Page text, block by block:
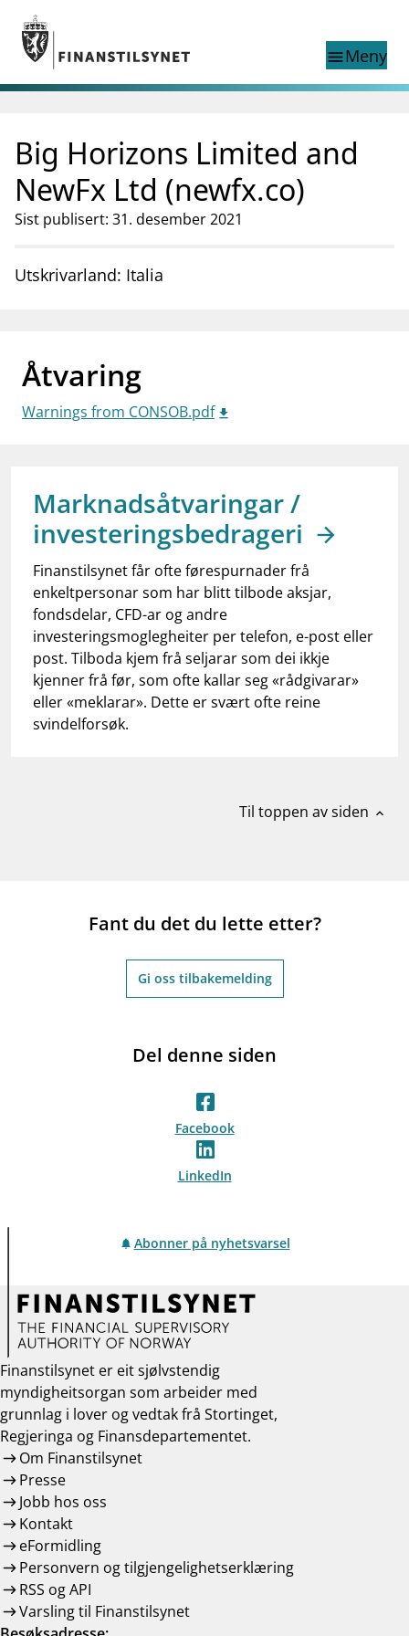
Gå til hovedinnhold
Gå til søkesiden
menuMeny
nettstedet
English
English
English home page
Tilsyn
Aktuelt
Tema
mail_outlineKontakt oss
work_outlineJobb hos oss
notifications_noneAbonner på nyhetsvarsel
Big Horizons Limited and
NewFx Ltd (newfx.co)
Sist publisert: 31. desember 2021
Utskrivarland: Italia
Åtvaring
Warnings from CONSOB.pdf
Marknadsåtvaringar /
investeringsbedrageri
Finanstilsynet får ofte førespurnader frå
enkeltpersonar som har blitt tilbode aksjar,
fondsdelar, CFD-ar og andre
investeringsmoglegheiter per telefon, e-post eller
post. Tilboda kjem frå seljarar som dei ikkje
kjenner frå før, som ofte kallar seg «rådgivarar»
eller «meklarar». Dette er svært ofte reine
svindelforsøk.
Til toppen av siden expand_less
Fant du det du lette etter?
Gi oss tilbakemelding
Del denne siden
Facebook
LinkedIn
Abonner på nyhetsvarsel
Finanstilsynet er eit sjølvstendig
myndigheitsorgan som arbeider med
grunnlag i lover og vedtak frå Stortinget,
Regjeringa og Finansdepartementet.
Om Finanstilsynet
Presse
Jobb hos oss
Kontakt
eFormidling
Personvern og tilgjengelighetserklæring
RSS og API
Varsling til Finanstilsynet